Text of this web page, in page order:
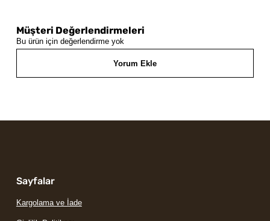
Müşteri Değerlendirmeleri
Bu ürün için değerlendirme yok
Yorum Ekle
Sayfalar
Kargolama ve İade